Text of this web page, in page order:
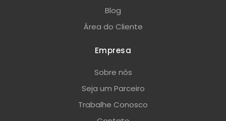
Blog
Área do Cliente
Empresa
Sobre nós
Seja um Parceiro
Trabalhe Conosco